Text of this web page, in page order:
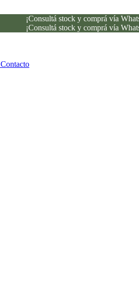
¡Consultá stock y comprá vía
¡Consultá stock y comprá vía
Contacto